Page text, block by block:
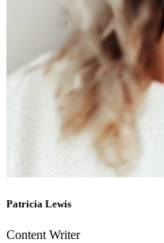
Patricia Lewis
Content Writer